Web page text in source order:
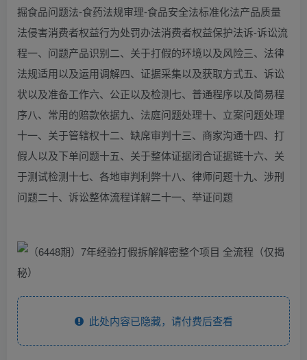
掘食品问题法-食药法规审理-食品安全法标准化法产品质量
法侵害消费者权益行为处罚办法消费者权益保护法诉-诉讼流
程一、问题产品识别二、关于打假的环境以及风险三、法律
法规适用以及运用调解四、证据采集以及获取方式五、诉讼
状以及准备工作六、公正以及检测七、普通程序以及简易程
序八、常用的赔款依据九、法庭问题处理十、立案问题处理
十一、关于管辖权十二、缺席审判十三、商家沟通十四、打
假人以及下单问题十五、关于整体证据闭合证据链十六、关
于测试检测十七、各地审判利弊十八、律师问题十九、涉刑
问题二十、诉讼整体流程详解二十一、举证问题
此处内容已隐藏，请付费后查看